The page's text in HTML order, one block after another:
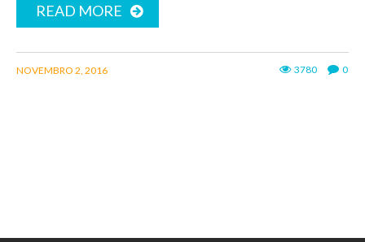
READ MORE
NOVEMBRO 2, 2016 0
3780